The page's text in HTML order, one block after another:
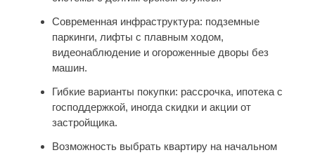
Современная инфраструктура: подземные
паркинги, лифты с плавным ходом,
видеонаблюдение и огороженные дворы без
машин.
Гибкие варианты покупки: рассрочка, ипотека с
господдержкой, иногда скидки и акции от
застройщика.
Возможность выбрать квартиру на начальном